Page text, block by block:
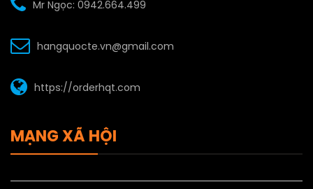
Mr Ngọc: 0942.664.499
hangquocte.vn@gmail.com
https://orderhqt.com
MẠNG XÃ HỘI